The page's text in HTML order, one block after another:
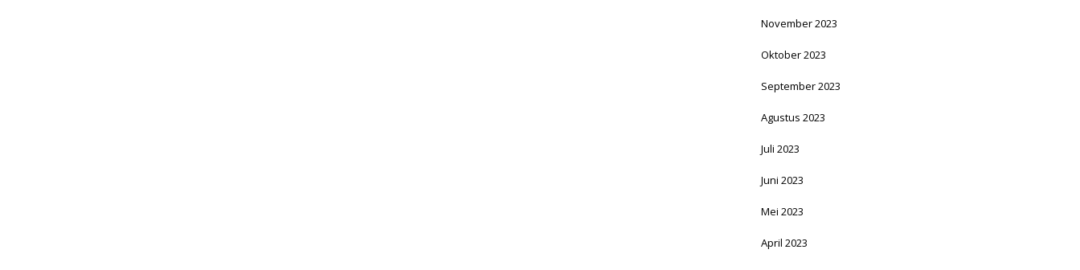
November 2023
Oktober 2023
September 2023
Agustus 2023
Juli 2023
Juni 2023
Mei 2023
April 2023